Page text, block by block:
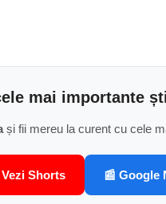
mai importante
și fii mereu la curent cu cele
Vezi Shorts 📰 Google